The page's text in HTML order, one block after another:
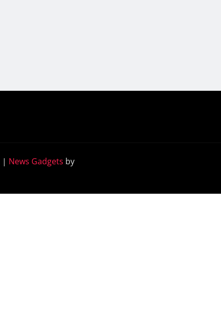
| News Gadgets by